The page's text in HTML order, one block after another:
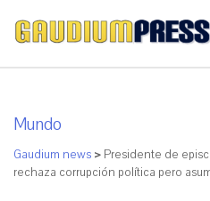
Mundo
Gaudium news > Presidente de
rechaza corrupción política pero